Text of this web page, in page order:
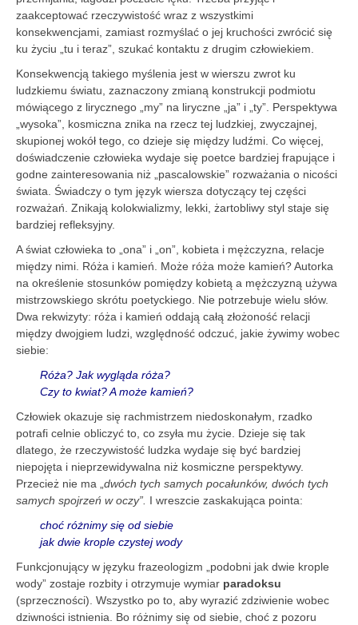
zaakceptować rzeczywistość wraz z wszystkimi
konsekwencjami, zamiast rozmyślać o jej kruchości zwrócić się
ku życiu „tu i teraz”, szukać kontaktu z drugim człowiekiem.
Konsekwencją takiego myślenia jest w wierszu zwrot ku
ludzkiemu światu, zaznaczony zmianą konstrukcji podmiotu
mówiącego z lirycznego „my” na liryczne „ja” i „ty”. Perspektywa
„wysoka”, kosmiczna znika na rzecz tej ludzkiej, zwyczajnej,
skupionej wokół tego, co dzieje się między ludźmi. Co więcej,
doświadczenie człowieka wydaje się poetce bardziej frapujące i
godne zainteresowania niż „pascalowskie” rozważania o nicości
świata. Świadczy o tym język wiersza dotyczący tej części
rozważań. Znikają kolokwializmy, lekki, żartobliwy styl staje się
bardziej refleksyjny.
A świat człowieka to „ona” i „on”, kobieta i mężczyzna, relacje
między nimi. Róża i kamień. Może róża może kamień? Autorka
na określenie stosunków pomiędzy kobietą a mężczyzną używa
mistrzowskiego skrótu poetyckiego. Nie potrzebuje wielu słów.
Dwa rekwizyty: róża i kamień oddają całą złożoność relacji
między dwojgiem ludzi, względność odczuć, jakie żywimy wobec
siebie:
Róża? Jak wygląda róża?
Czy to kwiat? A może kamień?
Człowiek okazuje się rachmistrzem niedoskonałym, rzadko
potrafi celnie obliczyć to, co zsyła mu życie. Dzieje się tak
dlatego, że rzeczywistość ludzka wydaje się być bardziej
niepojęta i nieprzewidywalna niż kosmiczne perspektywy.
Przecież nie ma „dwóch tych samych pocałunków, dwóch tych
samych spojrzeń w oczy”. I wreszcie zaskakująca pointa:
choć różnimy się od siebie
jak dwie krople czystej wody
Funkcjonujący w języku frazeologizm „podobni jak dwie krople
wody” zostaje rozbity i otrzymuje wymiar paradoksu
(sprzeczności). Wszystko po to, aby wyrazić zdziwienie wobec
dziwności istnienia. Bo różnimy się od siebie, choć z pozoru